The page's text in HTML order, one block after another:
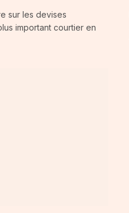
sur les devises
important courtier en